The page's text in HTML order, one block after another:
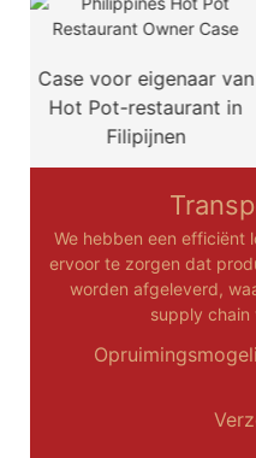
Case voor eigenaar van
Hot Pot-restaurant in
Filipijnen
We hebben een efficiënt
ervoor te zorgen dat
worden afgeleverd,
supply